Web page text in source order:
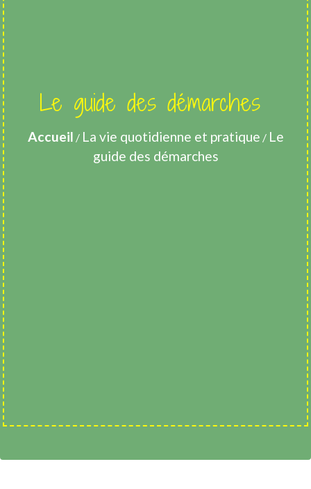
Le guide des démarches
Accueil / La vie quotidienne et pratique / Le
guide des démarches